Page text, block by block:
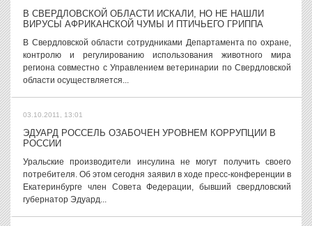
В СВЕРДЛОВСКОЙ ОБЛАСТИ ИСКАЛИ, НО НЕ НАШЛИ
ВИРУСЫ АФРИКАНСКОЙ ЧУМЫ И ПТИЧЬЕГО ГРИППА
В Свердловской области сотрудниками Департамента по охране,
контролю и регулированию использования животного мира
региона совместно с Управлением ветеринарии по Свердловской
области осуществляется...
03.10.2011, 13:01
ЭДУАРД РОССЕЛЬ ОЗАБОЧЕН УРОВНЕМ КОРРУПЦИИ В
РОССИИ
Уральские производители инсулина не могут получить своего
потребителя. Об этом сегодня заявил в ходе пресс-конференции в
Екатеринбурге член Совета Федерации, бывший свердловский
губернатор Эдуард...